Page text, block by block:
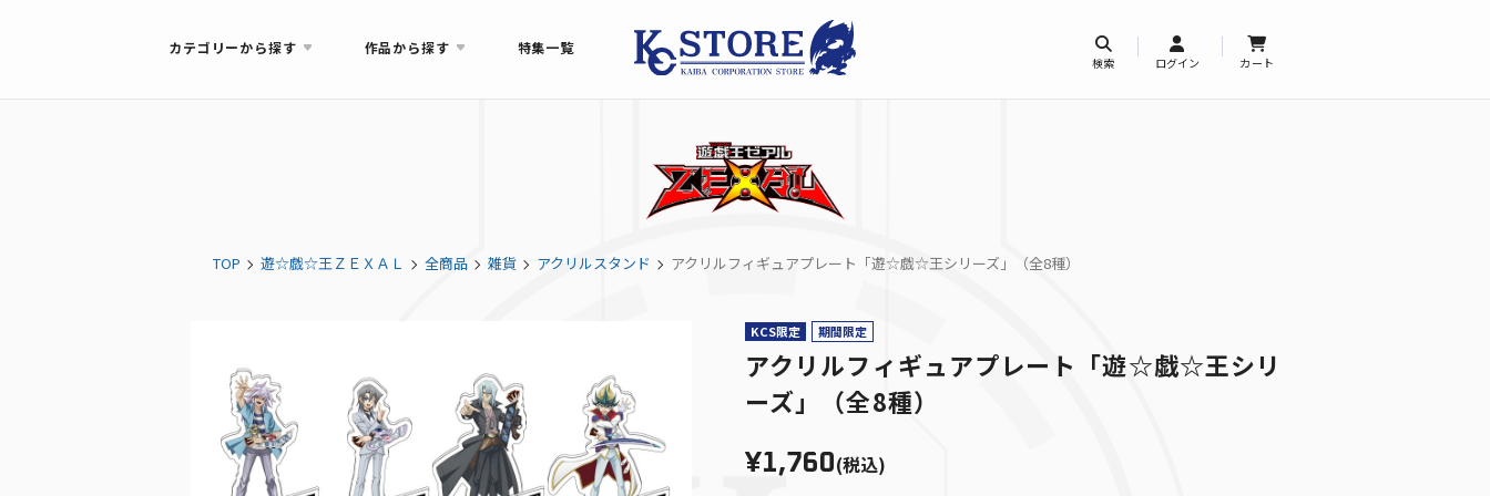
カテゴリーから探す 作品から探す 特集一覧
検索 ログイン カート
TOP 遊☆戯☆王ＺＥＸＡＬ 全商品 雑貨 アクリルスタンド アクリルフィギュアプレート「遊☆戯☆王シリーズ」（全8種）
KCS限定 期間限定
アクリルフィギュアプレート「遊☆戯☆王シリ
ーズ」（全8種）
¥1,760(税込)